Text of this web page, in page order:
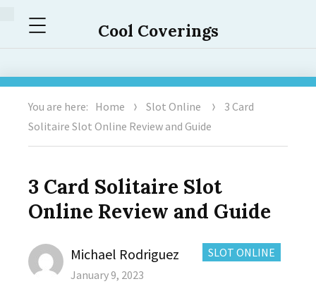
Cool Coverings
You are here: Home Slot Online
3 Card
Solitaire Slot Online Review and Guide
3 Card Solitaire Slot
Online Review and Guide
CATEGORIES:
SLOT ONLINE
Author
Michael Rodriguez
Posted
January 9, 2023